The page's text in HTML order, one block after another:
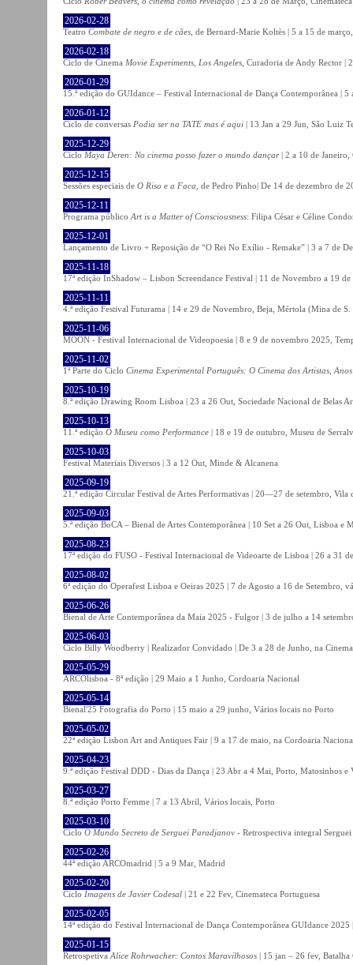
2026-02-28
Teatro Combate de negro e de cães , de Bernard-Marie Koltès | 5 a 15 de
2026-02-18
Ciclo de Cinema Movie Experiments, Los Angeles , Curadoria de Andy Rector
2026-01-29
15.ª edição do GUIdance – Festival Internacional de Dança Contemporânea |
2026-01-12
Ciclo de conversas Podia ser na TATE mas é aqui | 13 Jan a 29 Jun, São Luiz
2025-12-29
Ciclo Maya Deren: No cinema posso fazer o mundo dançar| 2 a 10 de Janeiro,
2025-12-15
Sessões especiais de O Riso e a Faca , de Pedro Pinho| De 14 de dezembro de
2025-12-11
Programa público Art is a Matter of Consciousness: Filipa César e Céline
2025-12-01
Lançamento de Livro + Reposição de “O Rei No Exílio - Remake” | 3 a 7 de
2025-11-18
17ª edição InShadow – Lisbon Screendance Festival | 11 de Novembro a 19
2025-11-11
4.ª edição Festival Futurama | 14 e 29 de Novembro, Beja, Mértola (Mina de
2025-11-06
MOON - Festival Internacional de Videopoesia | 8 e 9 de novembro 2025,
2025-11-02
1ª Parte do Ciclo Cinema Experimental Português: O Cinema dos Artistas,
2025-10-19
8.ª edição Drawing Room Lisboa | 23 a 26 Out, Sociedade Nacional de Belas
2025-10-13
11.ª edição O Museu como Performance | 18 e 19 de outubro, Museu de
2025-10-03
Festival Materiais Diversos | 3 a 12 Out, Minde & Alcanena
2025-09-19
21.ª edição Circular Festival de Artes Performativas | 20—27 de setembro, Vila
2025-09-03
5.ª edição BoCA – Bienal de Artes Contemporânea | 10 Set a 26 Out, Lisboa e
2025-08-23
17ª edição do FUSO - Festival Internacional de Videoarte de Lisboa | 26 a 31
2025-08-02
6ª edição do Operafest Lisboa e Oeiras 2025 | 7 de Agosto a 16 de Setembro,
2025-06-26
Bienal de Arte Contemporânea da Maia 2025 - Fulgor | 3 de julho a 14
2025-06-03
Ciclo Billy Woodberry | Realizador Convidado | De 3 a 28 de Junho, na
2025-05-29
ARCOlisboa - 8ª edição | 29 Maio a 1 Junho, Cordoaria Nacional
2025-05-14
Bienal'25 Fotografia do Porto | 15 maio a 29 junho, Vários locais no Porto
2025-05-02
22ª edição Lisbon Art and Antiques Fair | 9 a 17 de maio, na Cordoaria
2025-04-23
9.ª edição Festival DDD - Dias da Dança | 23 Abr a 4 Mai, Porto, Matosinhos e
2025-03-27
8.ª edição Porto Femme | 7 a 13 Abril, Vários locais, Porto
2025-03-10
Ciclo O Mundo Secreto de Serguei Paradjanov - Retrospectiva integral
2025-02-26
44ª edição ARCOmadrid | 5 a 9 Mar, Madrid
2025-02-20
Ciclo Imagens de Javier Codesal | 21 e 22 Fev, Cinemateca Portuguesa
2025-02-05
14ª edição do Festival Internacional de Dança Contemporânea GUIdance 2025
2025-01-15
Retrospetiva Alice Rohrwacher: Contos Maravilhosos | 15 jan – 26 fev, Batalha